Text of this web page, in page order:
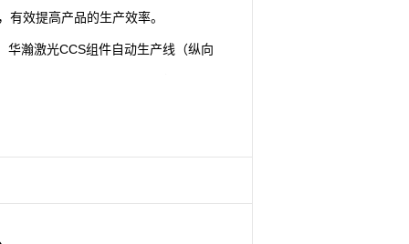
有效提高产品的生产效率。
华瀚激光CCS组件自动生产线（纵向
华瀚激光CCS组件自动生产线（纵向
采用最新的更加合理的结构设计，在设